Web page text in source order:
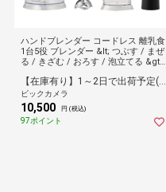
ハンドブレンダー コードレス 離乳食
1台5役 ブレンダー &lt; つぶす / まぜ
る / きざむ / おろす / 泡立てる &gt;
ミキサー 調理器具 ブラック TBL70A-
K
【在庫有り】1～2日で出荷予定(日付指定可)
ビックカメラ
10,500 円 (税込)
97ポイント